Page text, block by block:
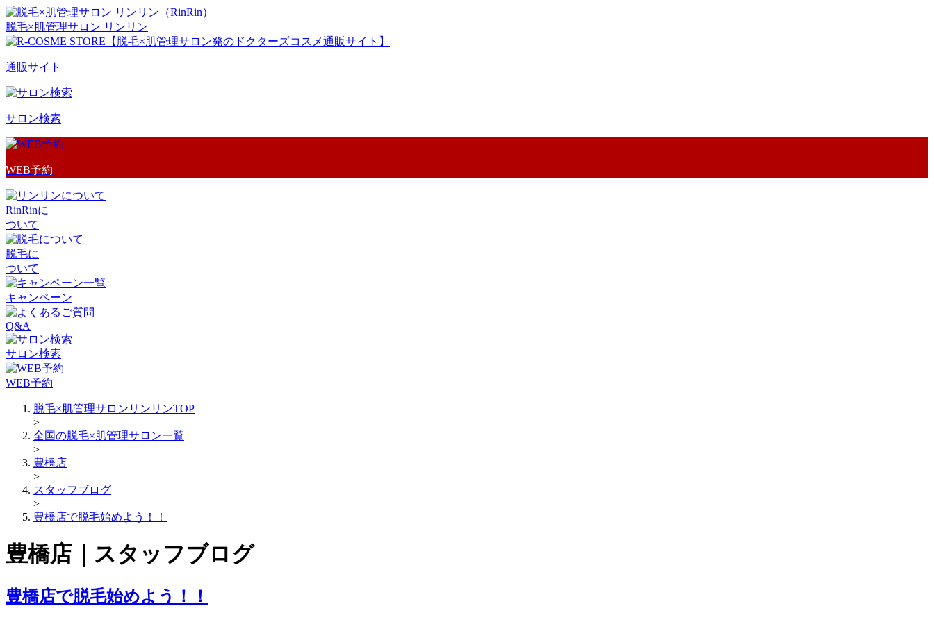
脱毛×肌管理サロン リンリン
通販サイト
サロン検索
WEB予約
RinRinに
ついて
脱毛に
ついて
キャンペーン
Q&A
サロン検索
WEB予約
脱毛×肌管理サロンリンリンTOP
>
全国の脱毛×肌管理サロン一覧
>
豊橋店
>
スタッフブログ
>
豊橋店で脱毛始めよう！！
豊橋店｜スタッフブログ
豊橋店で脱毛始めよう！！